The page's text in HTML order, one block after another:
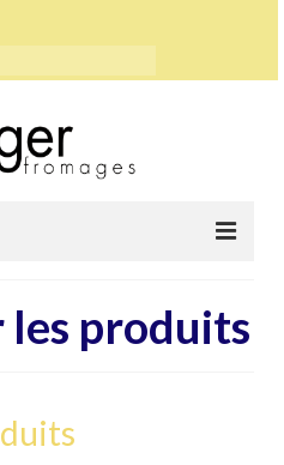
les produits